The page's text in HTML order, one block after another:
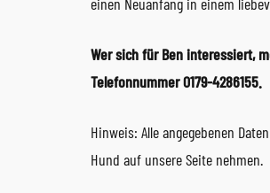
Wer sich für Ben interessiert,
Telefonnummer 0179-4286155.
Hinweis: Alle angegebenen
Hund auf unsere Seite nehmen.